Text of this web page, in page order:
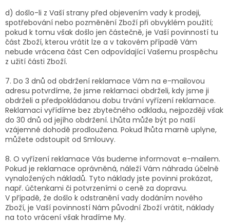
d) došlo-li z Vaší strany před objevením vady k prodeji,
spotřebování nebo pozměnění Zboží při obvyklém použití;
pokud k tomu však došlo jen částečně, je Vaší povinností tu
část Zboží, kterou vrátit lze a v takovém případě Vám
nebude vrácena část Cen odpovídající Vašemu prospěchu
z užití části Zboží.
7. Do 3 dnů od obdržení reklamace Vám na e-mailovou
adresu potvrdíme, že jsme reklamaci obdrželi, kdy jsme ji
obdrželi a předpokládanou dobu trvání vyřízení reklamace.
Reklamaci vyřídíme bez zbytečného odkladu, nejpozději však
do 30 dnů od jejího obdržení. Lhůta může být po naší
vzájemné dohodě prodloužena. Pokud lhůta marně uplyne,
můžete odstoupit od Smlouvy.
8. O vyřízení reklamace Vás budeme informovat e-mailem.
Pokud je reklamace oprávněná, náleží Vám náhrada účelně
vynaložených nákladů. Tyto náklady jste povinni prokázat,
např. účtenkami či potvrzeními o ceně za dopravu.
V případě, že došlo k odstranění vady dodáním nového
Zboží, je Vaší povinností Nám původní Zboží vrátit, náklady
na toto vrácení však hradíme My.